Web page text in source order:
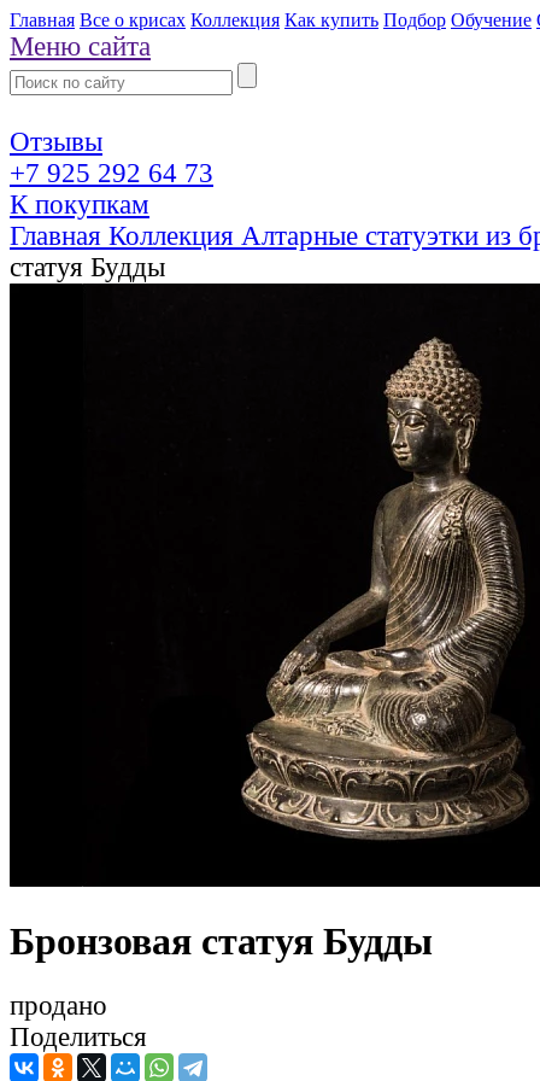
Главная Все о крисах Коллекция Как купить Подбор Обучение
Меню сайта
Отзывы
+7 925 292 64 73
К покупкам
Главная Коллекция Алтарные статуэтки из
статуя Будды
Бронзовая статуя Будды
продано
Поделиться